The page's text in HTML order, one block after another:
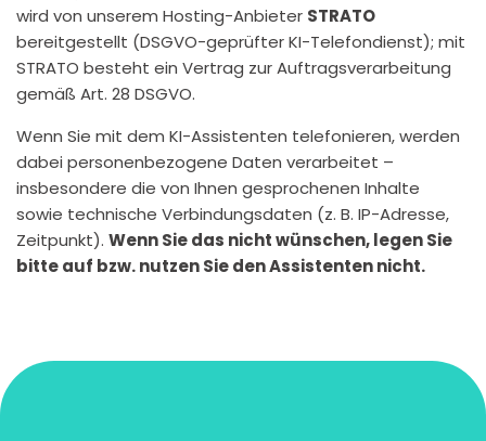
wird von unserem Hosting-Anbieter STRATO
bereitgestellt (DSGVO-geprüfter KI-Telefondienst); mit
STRATO besteht ein Vertrag zur Auftragsverarbeitung
gemäß Art. 28 DSGVO.
Wenn Sie mit dem KI-Assistenten telefonieren, werden
dabei personenbezogene Daten verarbeitet –
insbesondere die von Ihnen gesprochenen Inhalte
sowie technische Verbindungsdaten (z. B. IP-Adresse,
Zeitpunkt). Wenn Sie das nicht wünschen, legen Sie
bitte auf bzw. nutzen Sie den Assistenten nicht.